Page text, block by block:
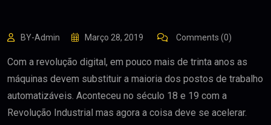
BY-Admin Março 28, 2019 Comments (0)
Com a revolução digital, em pouco mais de trinta anos as
máquinas devem substituir a maioria dos postos de trabalho
automatizáveis. Aconteceu no século 18 e 19 com a
Revolução Industrial mas agora a coisa deve se acelerar.